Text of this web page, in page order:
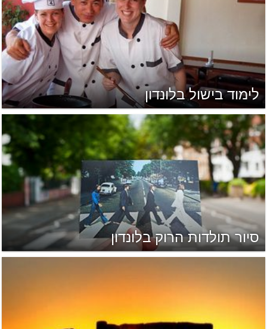
לימוד בישול בלונדון
סיור תולדות הרוק בלונדון